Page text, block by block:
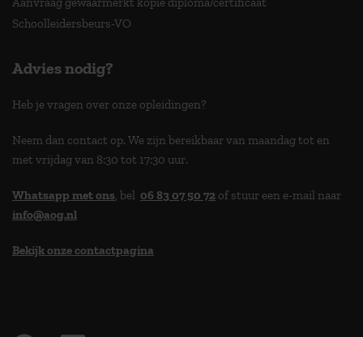
Schoolleidersbeurs-VO
Advies nodig?
Heb je vragen over onze opleidingen?
Neem dan contact op. We zijn bereikbaar van maandag tot en
met vrijdag van 8:30 tot 17:30 uur.
Whatsapp met ons, bel 06 83 07 50 72 of stuur een e-mail naar
info@aog.nl
Bekijk onze contactpagina